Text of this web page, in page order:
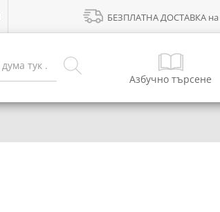
БЕЗПЛАТНА ДОСТАВКА на
Азбучно търсене